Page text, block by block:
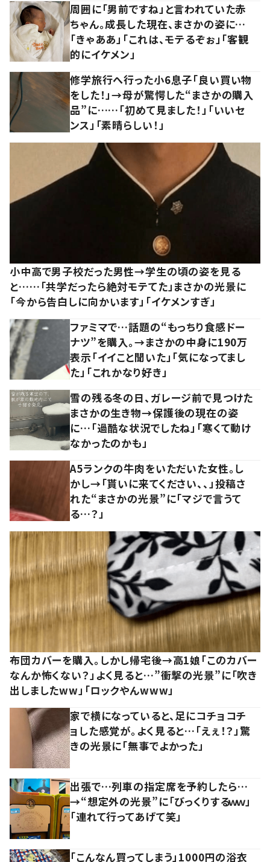
周囲に「男前ですね」と言われていた赤
ちゃん。成長した現在、まさかの姿に…
「きゃああ」「これは、モテるぞぉ」「客観
的にイケメン」
修学旅行へ行った小6息子「良い買い物
をした！」→母が驚愕した“まさかの購入
品”に……「初めて見ました！」「いいセ
ンス」「素晴らしい！」
小中高で男子校だった男性→学生の頃の姿を見る
と……「共学だったら絶対モテてた」まさかの光景に
「今から告白しに向かいます」「イケメンすぎ」
ファミマで…話題の“もっちり食感ドー
ナツ”を購入。→まさかの中身に190万
表示「イイこと聞いた」「気になってまし
た」「これかなり好き」
雪の残る冬の日、ガレージ前で見つけた
まさかの生き物→保護後の現在の姿
に…「過酷な状況でしたね」「寒くて動け
なかったのかも」
A5ランクの牛肉をいただいた女性。し
かし→「貰いに来てください、、」投稿さ
れた“まさかの光景”に「マジで言うて
る…？」
布団カバーを購入。しかし帰宅後→高1娘「このカバー
なんか怖くない？」よく見ると…”衝撃の光景”に「吹き
出しましたww」「ロックやんwww」
家で横になっていると、足にコチョコチ
ョした感覚が。よく見ると…「えぇ！？」驚
きの光景に「無事でよかった」
出張で…列車の指定席を予約したら…
→“想定外の光景”に「びっくりするｗｗ」
「連れて行ってあげて笑」
「こんなん買ってしまう」1000円の浴衣